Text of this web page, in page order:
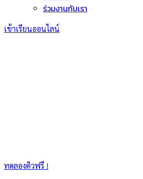
ร่วมงานกับเรา
เข้าเรียนออนไลน์
ทดลองติวฟรี !